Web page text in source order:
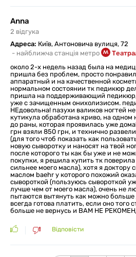
Anna
2 відгукa
Адреса: Київ, Антоновича вулиця, 72
- найближча станція метро
около 2-х недель назад была на
пришла без проблем, просто
аппаратный и на качественной
нормальном состоянии тк педикюр
пришла на поддерживающий
уже с зачищенным онихолизисом.
НЕдовольна! пазухи валиков ногтей
кутикула обработана криво, на одном
до раны, которая проявилась уже
грн взяли 850 грн, и технично
(для того чтоб показать как
новую сыворотку и наносят на твой
после которого ты как бы уже и не
покупки, я решила купить тк
сильнее моего масла), хотя я доктору
маслом baehr у которого похожий
сывороткой (пользуюсь сывороткой
лучше чем от моего масла), очень не
пытаются вытянуть как можно больше
всегда готова платить, если оно того
больше не вернусь и ВАМ НЕ
Відповісти